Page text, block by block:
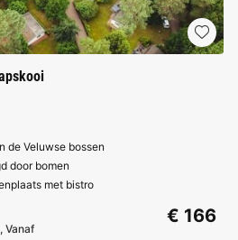
de Veluwse bossen
door bomen
met bistro
Vanaf
€ 166